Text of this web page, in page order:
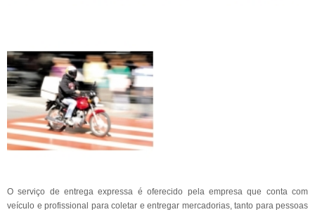
O serviço de entrega expressa é oferecido pela empresa que conta com
veículo e profissional para coletar e entregar mercadorias, tanto para pessoas